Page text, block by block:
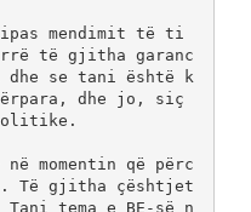
mendimit të ti
të gjitha garanc
dhe se tani është k
dhe jo, siç
momentin që përc
Të gjitha çështjet
tema e BE-së n